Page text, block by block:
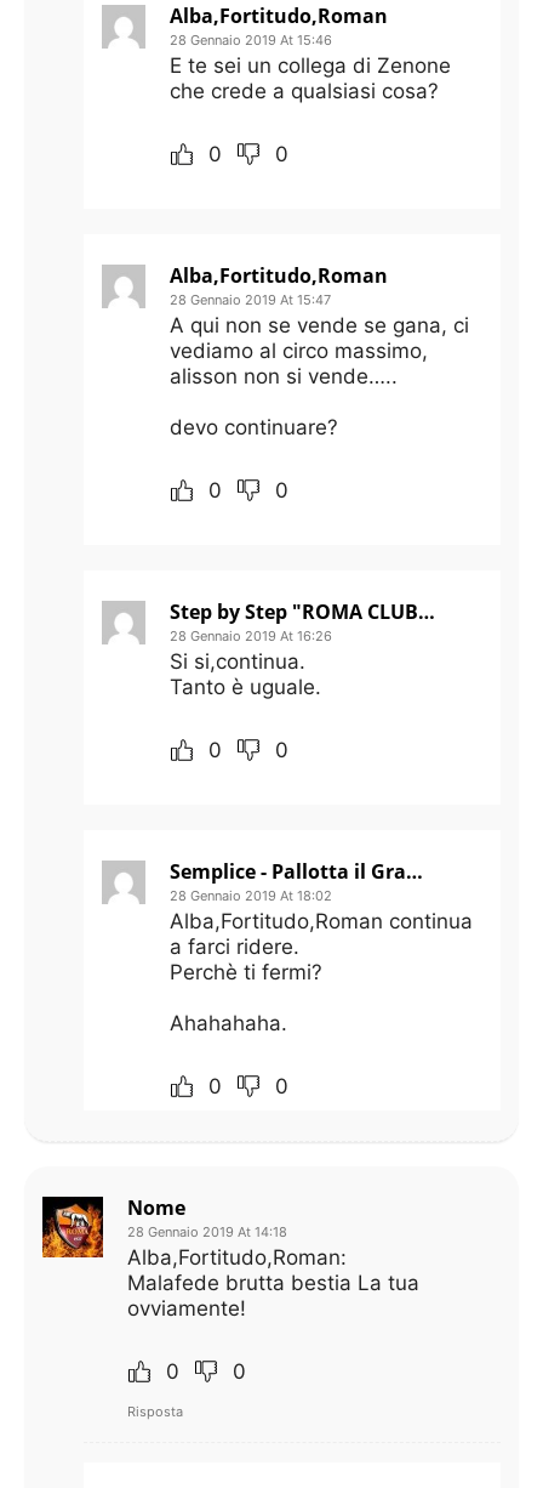
Alba,Fortitudo,Roman
28 Gennaio 2019 At 15:46
E te sei un collega di Zenone
che crede a qualsiasi cosa?
0 0
Alba,Fortitudo,Roman
28 Gennaio 2019 At 15:47
A qui non se vende se gana, ci
vediamo al circo massimo,
alisson non si vende…..
devo continuare?
0 0
Step by Step "ROMA CLUB JAMES PALLOTTA"
28 Gennaio 2019 At 16:26
Si si,continua.
Tanto è uguale.
0 0
Semplice - Pallotta il Grande
28 Gennaio 2019 At 18:02
Alba,Fortitudo,Roman continua
a farci ridere.
Perchè ti fermi?
Ahahahaha.
0 0
Nome
28 Gennaio 2019 At 14:18
Alba,Fortitudo,Roman:
Malafede brutta bestia La tua
ovviamente!
0 0
Risposta